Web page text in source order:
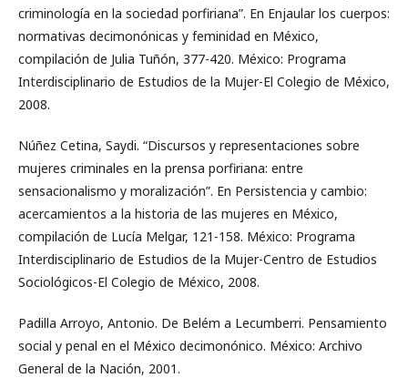
criminología en la sociedad porfiriana”. En Enjaular los cuerpos:
normativas decimonónicas y feminidad en México,
compilación de Julia Tuñón, 377-420. México: Programa
Interdisciplinario de Estudios de la Mujer-El Colegio de México,
2008.
Núñez Cetina, Saydi. “Discursos y representaciones sobre
mujeres criminales en la prensa porfiriana: entre
sensacionalismo y moralización”. En Persistencia y cambio:
acercamientos a la historia de las mujeres en México,
compilación de Lucía Melgar, 121-158. México: Programa
Interdisciplinario de Estudios de la Mujer-Centro de Estudios
Sociológicos-El Colegio de México, 2008.
Padilla Arroyo, Antonio. De Belém a Lecumberri. Pensamiento
social y penal en el México decimonónico. México: Archivo
General de la Nación, 2001.